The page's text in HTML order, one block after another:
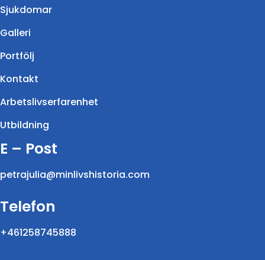
Sjukdomar
Galleri
Portfölj
Kontakt
Arbetslivserfarenhet
Utbildning
E – Post
petrajulia@minlivshistoria.com
Telefon
+461258745888